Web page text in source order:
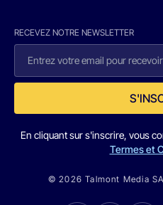
RECEVEZ NOTRE NEWSLETTER
En cliquant sur s'inscrire, vous
Termes et
© 2026 Talmont Media